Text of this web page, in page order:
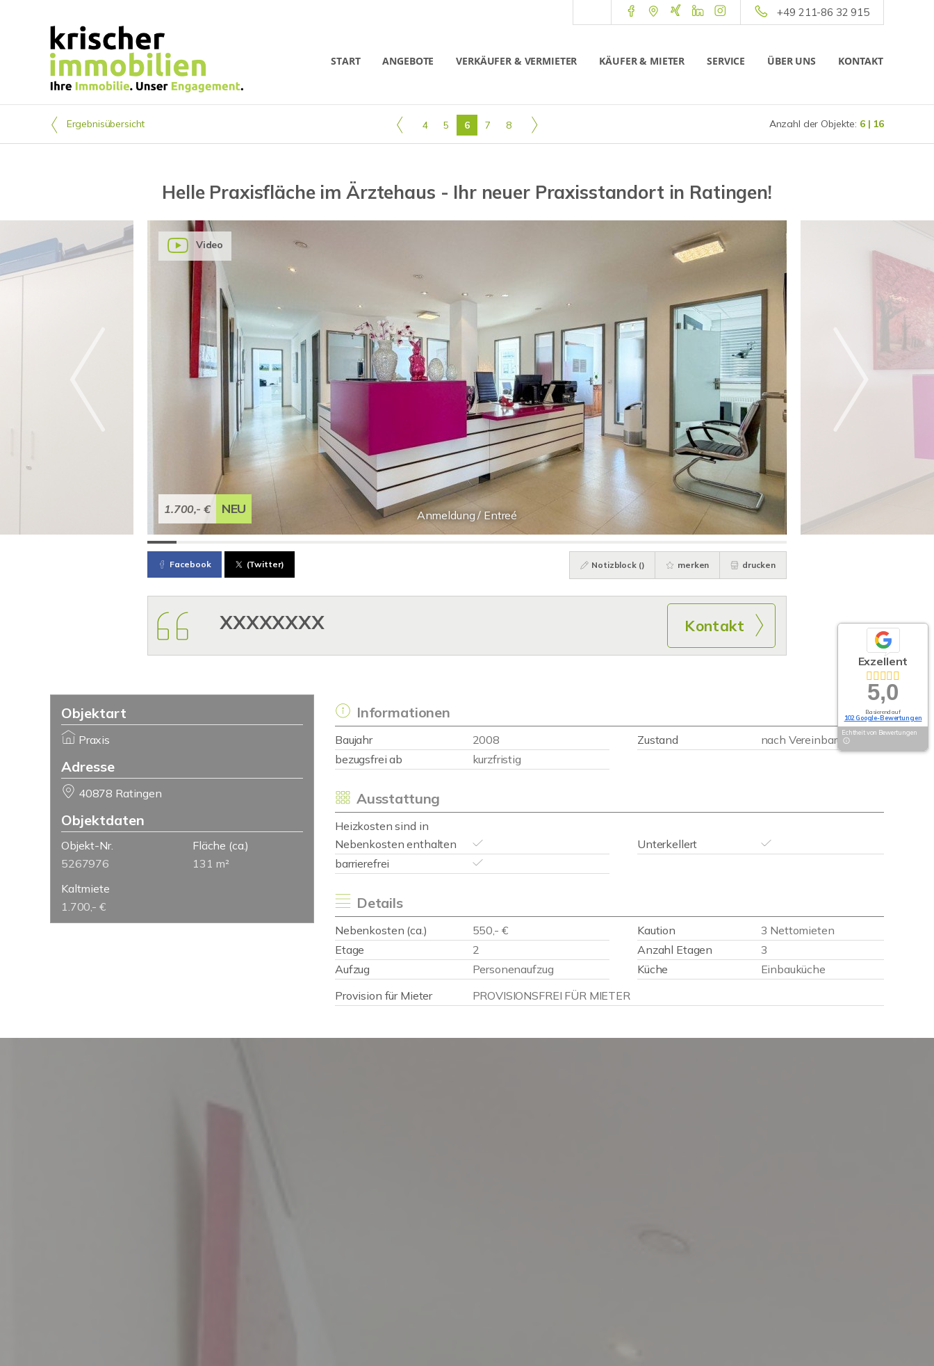
+49 211-86 32 915
START ANGEBOTE VERKÄUFER & VERMIETER KÄUFER & MIETER SERVICE ÜBER UNS KONTAKT
Ergebnisübersicht 4 5 6 7 8 Anzahl der Objekte: 6 | 16
Helle Praxisfläche im Ärztehaus - Ihr neuer Praxisstandort in Ratingen!
Anmeldung / Entreé
1.700,- € NEU
Video
Facebook (Twitter) Notizblock () merken drucken
XXXXXXXX Kontakt
Objektart
Praxis
Adresse
40878 Ratingen
Objektdaten
Objekt-Nr.
5267976
Fläche (ca.)
131 m²
Kaltmiete
1.700,- €
Informationen
Baujahr 2008 Zustand
nach Vereinbarung
bezugsfrei ab
kurzfristig
Ausstattung
Heizkosten sind in
Nebenkosten enthalten
Unterkellert
barrierefrei
Details
Nebenkosten (ca.) 550,- € Kaution
3 Nettomieten
Etage
2 Anzahl Etagen
3
Aufzug
Personenaufzug Küche
Einbauküche
Provision für Mieter
PROVISIONSFREI FÜR MIETER
Exzellent
5,0
Basierend auf
102 Google-Bewertungen
Echtheit von Bewertungen